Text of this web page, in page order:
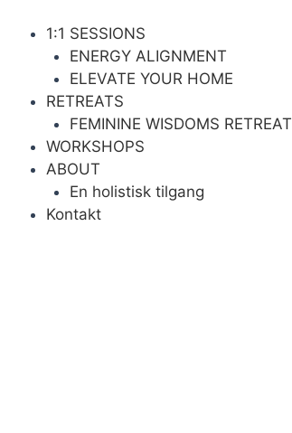
indholdet
1:1 SESSIONS
ENERGY ALIGNMENT
ELEVATE YOUR HOME
RETREATS
FEMININE WISDOMS RETREAT
WORKSHOPS
ABOUT
En holistisk tilgang
Kontakt